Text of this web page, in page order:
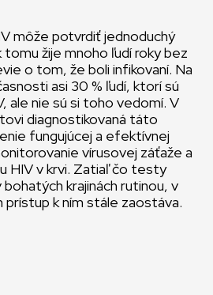
môže potvrdiť jednoduchý
žije mnoho ľudí roky bez
o tom, že boli infikovaní. Na
asi 30 % ľudí, ktorí sú
ale nie sú si toho vedomí. V
diagnostikovaná táto
fungujúcej a efektívnej
vírusovej záťaže a
HIV v krvi. Zatiaľ čo testy
krajinách rutinou, v
prístup k ním stále zaostáva.